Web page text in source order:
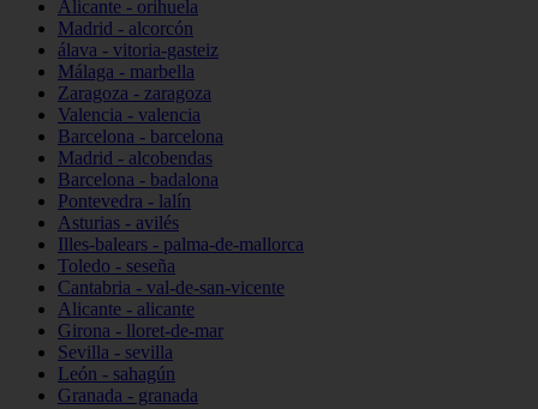
Alicante - orihuela
Madrid - alcorcón
álava - vitoria-gasteiz
Málaga - marbella
Zaragoza - zaragoza
Valencia - valencia
Barcelona - barcelona
Madrid - alcobendas
Barcelona - badalona
Pontevedra - lalín
Asturias - avilés
Illes-balears - palma-de-mallorca
Toledo - seseña
Cantabria - val-de-san-vicente
Alicante - alicante
Girona - lloret-de-mar
Sevilla - sevilla
León - sahagún
Granada - granada